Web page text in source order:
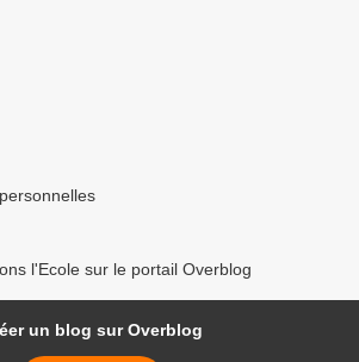
l'Ecole sur le portail Overblog
un blog sur Overblog